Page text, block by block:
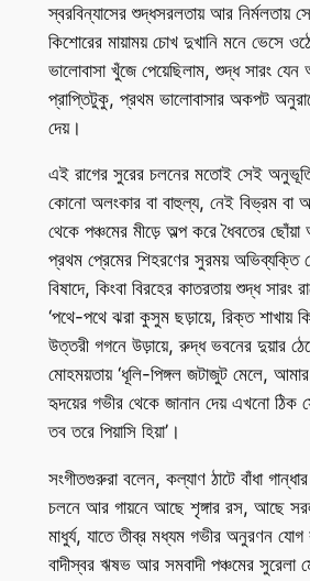
স্বরবিন্যাসের শুদ্ধসরলতায় আর নির্মলতায়
কিশোরের মায়াময় চোখ দুখানি মনে ভেসে
ভালোবাসা খুঁজে পেয়েছিলাম, শুদ্ধ সারং যেন
প্রাপ্তিটুকু, প্রথম ভালোবাসার অকপট
দেয়।
এই রাগের সুরের চলনের মতোই সেই
কোনো অলংকার বা বাহুল্য, নেই বিভ্রম বা
থেকে পঞ্চমের মীড়ে অল্প করে ধৈবতের
প্রথম প্রেমের শিহরণের সুরময়
বিষাদে, কিংবা বিরহের কাতরতায় শুদ্ধ সারং
‘পথে-পথে ঝরা কুসুম ছড়ায়ে, রিক্ত শাখায়
উত্তরী গগনে উড়ায়ে, রুদ্ধ ভবনের দুয়ার
মোহময়তায় ‘ধূলি-পিঙ্গল জটাজুট মেলে,
হৃদয়ের গভীর থেকে জানান দেয় এখনো ঠিক
তব তরে পিয়াসি হিয়া’।
সংগীতগুরুরা বলেন, কল্যাণ ঠাটে বাঁধা
চলনে আর গায়নে আছে শৃঙ্গার রস, আছে
মাধুর্য, যাতে তীব্র মধ্যম গভীর অনুরণন
বাদীস্বর ঋষভ আর সমবাদী পঞ্চমের সুরেলা